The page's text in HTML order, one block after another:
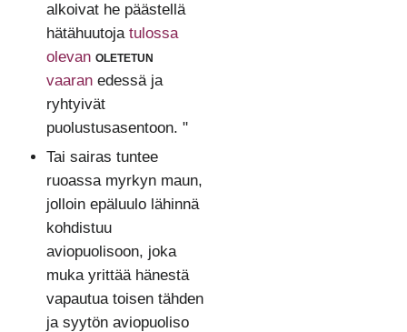
alkoivat he päästellä
hätähuutoja tulossa
olevan oletetun
vaaranedessä ja
ryhtyivät
puolustusasentoon. "
Tai sairas tuntee
ruoassa myrkyn maun,
jolloin epäluulo lähinnä
kohdistuu
aviopuolisoon, joka
muka yrittää hänestä
vapautua toisen tähden
ja syytön aviopuoliso